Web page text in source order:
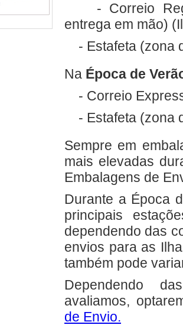
- Correio
entrega em mão)
- Estafeta (zona
Na Época de
- Correio
- Estafeta (zona
Sempre em
mais elevadas
Embalagens de
Durante a Época
principais
dependendo das
envios para as
também pode
Dependendo
avaliamos,
de Envio.